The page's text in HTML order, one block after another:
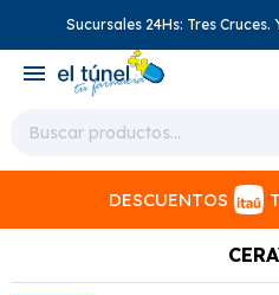
Sucursales 24Hs: Tres
menu
DESCUENTOS
close